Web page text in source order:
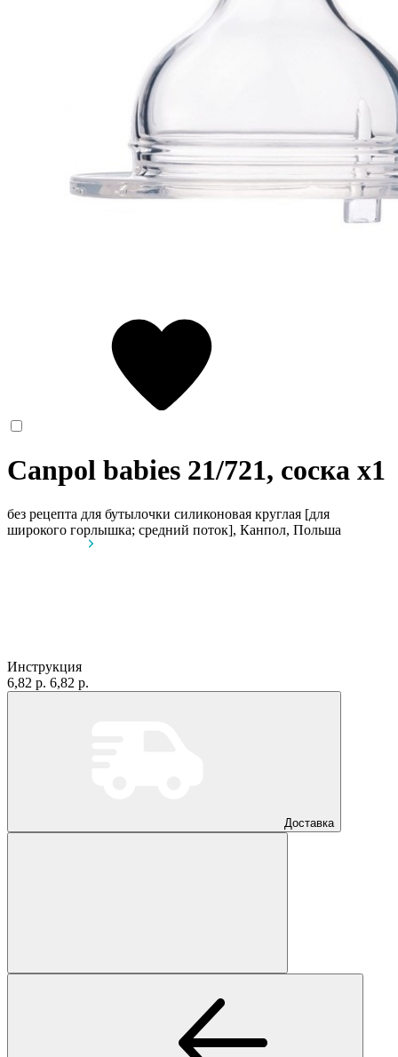
Canpol babies 21/721, соска x1
без рецепта для бутылочки силиконовая круглая [для
широкого горлышка; средний поток], Канпол, Польша
Инструкция
6,82 р. 6,82 р.
Доставка